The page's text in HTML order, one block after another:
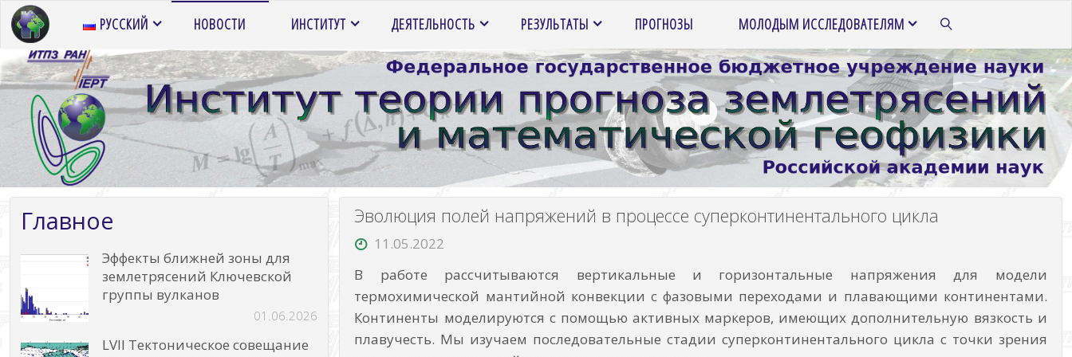
Перейти
содержимому
РУССКИЙ НОВОСТИ ИНСТИТУТ ДЕЯТЕЛЬНОСТЬ РЕЗУЛЬТАТЫ ПРОГНОЗЫ МОЛОДЫМ ИССЛЕДОВАТЕЛЯМ
ПОИСК
Эволюция полей напряжений в процессе суперконтинентального цикла
11.05.2022
В работе рассчитываются вертикальные и горизонтальные напряжения для модели
термохимической мантийной конвекции с фазовыми переходами и плавающими континентами.
Континенты моделируются с помощью активных маркеров, имеющих дополнительную вязкость и
плавучесть. Мы изучаем последовательные стадии суперконтинентального цикла с точки зрения
Главное
Эффекты ближней зоны для
землетрясений Ключевской
группы вулканов
01.06.2026
LVII Тектоническое совещание